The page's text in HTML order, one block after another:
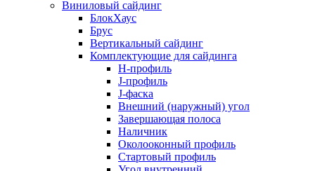
Виниловый сайдинг
БлокХаус
Брус
Вертикальный сайдинг
Комплектующие для сайдинга
H-профиль
J-профиль
J-фаска
Внешний (наружный) угол
Завершающая полоса
Наличник
Околооконный профиль
Стартовый профиль